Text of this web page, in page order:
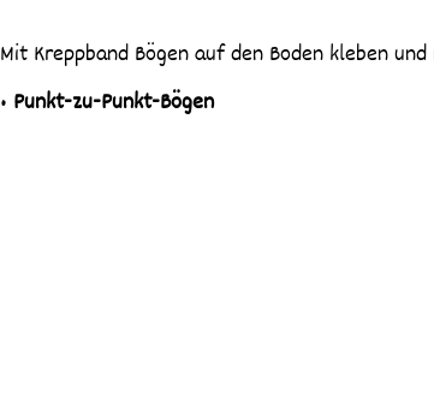
Mit Kreppband Bögen auf den Boden kleben
• Punkt-zu-Punkt-Bögen